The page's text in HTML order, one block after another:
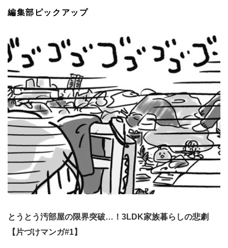
編集部ピックアップ
とうとう汚部屋の限界突破…！3LDK家族暮らしの悲劇
【片づけマンガ#1】